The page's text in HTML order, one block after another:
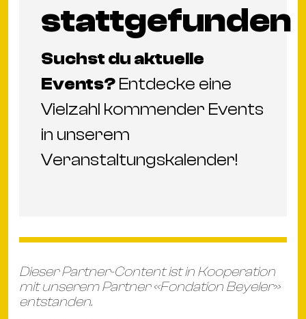
stattgefunden
Suchst du aktuelle
Events? Entdecke eine
Vielzahl kommender Events
in unserem
Veranstaltungskalender!
Dieser Partner-Content ist in Kooperation
mit unserem Partner «Fondation Beyeler»
entstanden.